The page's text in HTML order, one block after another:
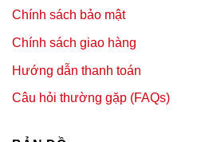
Chính sách bảo mật
Chính sách giao hàng
Hướng dẫn thanh toán
Câu hỏi thường gặp (FAQs)